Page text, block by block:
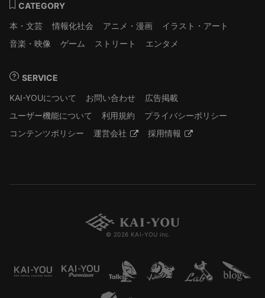
CATEGORY
本・文芸
情報化社会 アニメ・漫画
イラスト・アート
音楽・映像
ゲーム ストリート エンタメ
SERVICE
KAI-YOUについて
お問い合わせ
広告掲載
ユーザー機能について
利用規約
プライバシーポリシー
コンテンツポリシー
運営会社 採用情報
© 2026 KAI-YOU inc.